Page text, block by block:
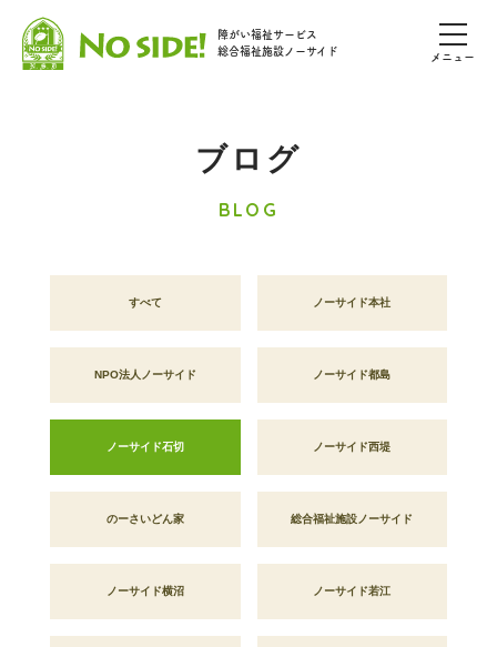
障がい福祉サービス
総合福祉施設ノーサイド
メニュー
ブログ
BLOG
すべて ノーサイド本社
NPO法人ノーサイド ノーサイド都島
ノーサイド石切 ノーサイド西堤
のーさいどん家 総合福祉施設ノーサイド
ノーサイド横沼 ノーサイド若江